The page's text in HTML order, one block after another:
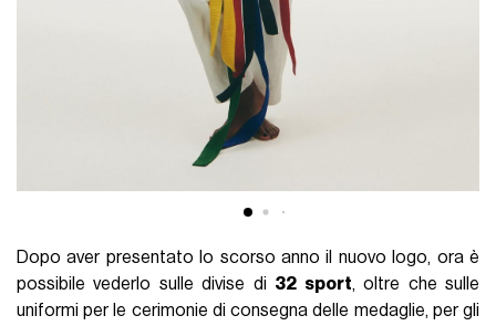
Dopo aver presentato lo scorso anno il nuovo logo, ora è
possibile vederlo sulle divise di 32 sport, oltre che sulle
uniformi per le cerimonie di consegna delle medaglie, per gli